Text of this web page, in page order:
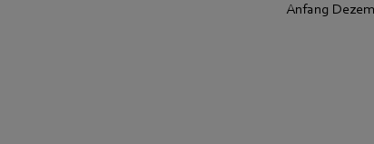
Anfang